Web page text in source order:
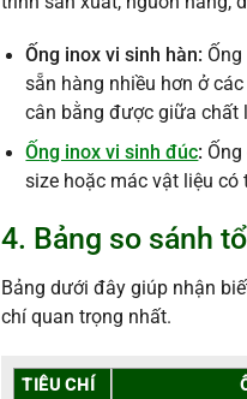
Ống inox vi sinh hàn:
sẵn hàng nhiều hơn ở
cân bằng được giữa chất
Ống inox vi sinh đúc:
size hoặc mác vật liệu
4. Bảng so sánh
Bảng dưới đây giúp nhận
chí quan trọng nhất.
TIÊU CHÍ